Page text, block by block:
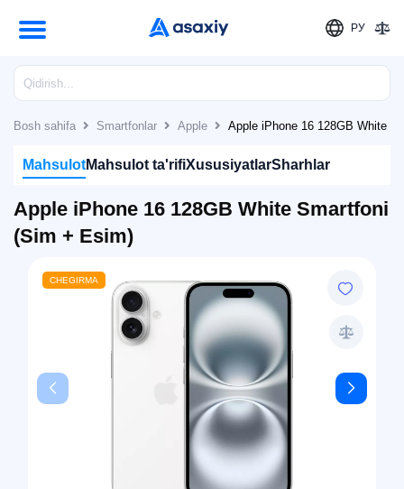
РУ
Bosh sahifa Smartfonlar Apple Apple iPhone 16 128GB White
MahsulotMahsulot ta'rifiXususiyatlarSharhlar
Apple iPhone 16 128GB White Smartfoni
(Sim + Esim)
CHEGIRMA